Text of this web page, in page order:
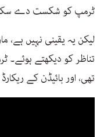
ٹرمپ کو شکست دے
لیکن یہ یقینی نہیں ہے،
تناظر کو دیکھتے
تھی، اور بائیڈن کے